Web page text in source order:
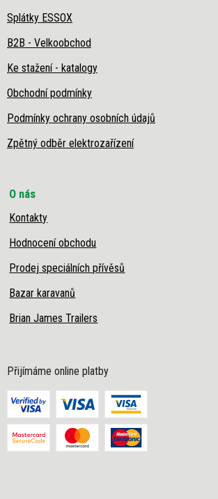
Splátky ESSOX
B2B - Velkoobchod
Ke stažení - katalogy
Obchodní podmínky
Podmínky ochrany osobních údajů
Zpětný odběr elektrozařízení
O nás
Kontakty
Hodnocení obchodu
Prodej speciálních přívěsů
Bazar karavanů
Brian James Trailers
Přijímáme online platby